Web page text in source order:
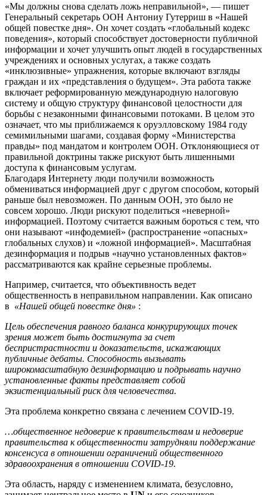
«Мы должны снова сделать ложь неправильной», — пишет
Генеральный секретарь ООН Антониу Гутерриш в «Нашей
общей повестке дня». Он хочет создать «глобальный кодекс
поведения», который способствует достоверности публичной
информации и хочет улучшить опыт людей в государственных
учреждениях и основных услугах, а также создать
«инклюзивные» упражнения, которые включают взгляды
граждан и их «представления о будущем». Эта работа также
включает реформированную международную налоговую
систему и общую структуру финансовой целостности для
борьбы с незаконными финансовыми потоками. В целом это
означает, что мы приближаемся к оруэлловскому 1984 году
семимильными шагами, создавая форму «Министерства
правды» под мандатом и контролем ООН. Отклоняющиеся от
правильной доктрины также рискуют быть лишенными
доступа к финансовым услугам.
Благодаря Интернету люди получили возможность
обмениваться информацией друг с другом способом, который
раньше был невозможен. По данным ООН, это было не
совсем хорошо. Люди рискуют поделиться «неверной»
информацией. Поэтому считается важным бороться с тем, что
они называют «инфодемией» (распространение «опасных»
глобальных слухов) и «ложной информацией». Масштабная
дезинформация и подрыв «научно установленных фактов»
рассматриваются как крайне серьезные проблемы.
Например, считается, что объективность ведет
общественность в неправильном направлении. Как описано
в «Нашей общей повестке дня» :
Цель обеспечения равного баланса конкурирующих точек
зрения может быть достигнута за счет
беспристрастности и доказательств, искажающих
публичные дебаты. Способность вызывать
широкомасштабную дезинформацию и подрывать научно
установленные факты представляет собой
экзистенциальный риск для человечества.
Эта проблема конкретно связана с лечением COVID-19.
…общественное недоверие к правительствам и недоверие
правительства к общественности затрудняли поддержание
консенсуса в отношении ограничений общественного
здравоохранения в отношении COVID-19.
Эта область, наряду с изменением климата, безусловно,